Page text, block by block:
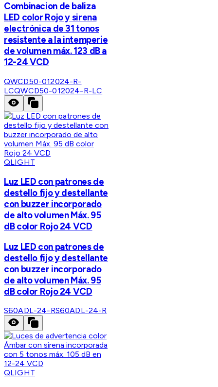
Combinacion de baliza
LED color Rojo y sirena
electrónica de 31 tonos
resistente a la intemperie
de volumen máx. 123 dB a
12-24 VCD
QWCD50-012024-R-
LCQWCD50-012024-R-LC
QLIGHT
Luz LED con patrones de
destello fijo y destellante
con buzzer incorporado
de alto volumen Máx. 95
dB color Rojo 24 VCD
Luz LED con patrones de
destello fijo y destellante
con buzzer incorporado
de alto volumen Máx. 95
dB color Rojo 24 VCD
S60ADL-24-RS60ADL-24-R
QLIGHT